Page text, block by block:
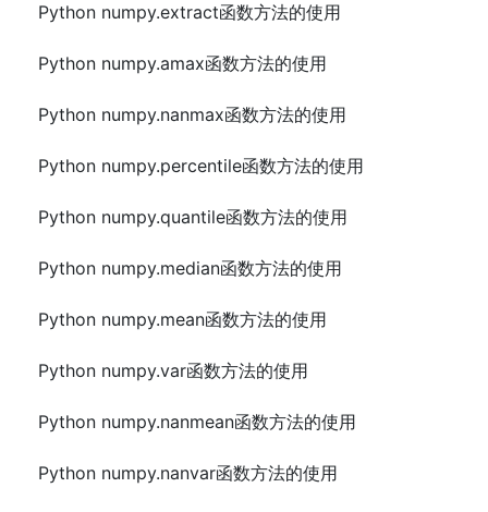
Python numpy.extract函数方法的使用
Python numpy.amax函数方法的使用
Python numpy.nanmax函数方法的使用
Python numpy.percentile函数方法的使用
Python numpy.quantile函数方法的使用
Python numpy.median函数方法的使用
Python numpy.mean函数方法的使用
Python numpy.var函数方法的使用
Python numpy.nanmean函数方法的使用
Python numpy.nanvar函数方法的使用